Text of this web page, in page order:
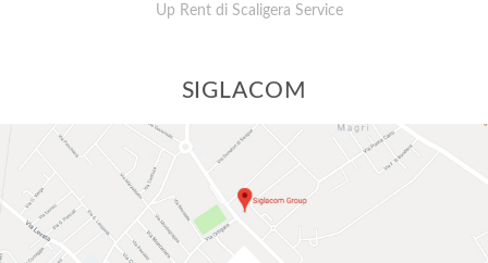
Up Rent di Scaligera Service
SIGLACOM